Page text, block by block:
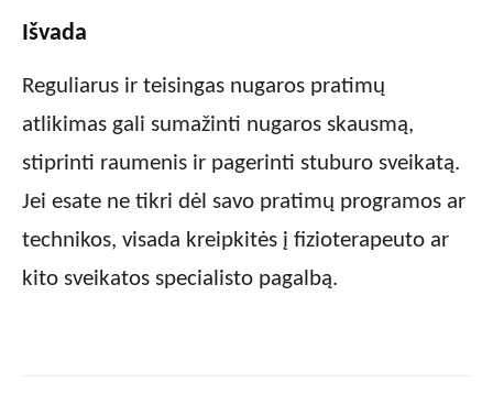
Išvada
Reguliarus ir teisingas nugaros pratimų
atlikimas gali sumažinti nugaros skausmą,
stiprinti raumenis ir pagerinti stuburo sveikatą.
Jei esate ne tikri dėl savo pratimų programos ar
technikos, visada kreipkitės į fizioterapeuto ar
kito sveikatos specialisto pagalbą.